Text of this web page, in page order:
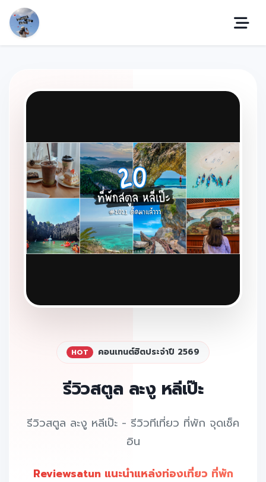
HOT คอนเทนต์ฮิตประจำปี 2569
รีวิวสตูล ละงู หลีเป๊ะ
รีวิวสตูล ละงู หลีเป๊ะ - รีวิวทีเที่ยว ที่พัก จุดเช็ค
อิน
Reviewsatun แนะนำแหล่งท่องเที่ยว ที่พัก